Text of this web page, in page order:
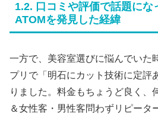
1.2. 口コミや評価で話題にな
ATOMを発見した経緯
一方で、美容室選びに悩んでいた
プリで「明石にカット技術に定評
りました。料金もちょうど良く、
＆女性客・男性客問わずリピー